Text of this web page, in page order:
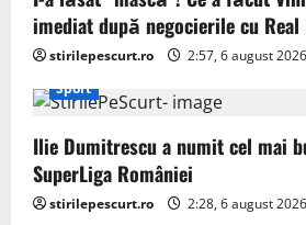
imediat după negocierile cu Real
stirilepescurt.ro
2:57, 6 august 2026
Sport
Ilie Dumitrescu a numit cel mai
SuperLiga României
stirilepescurt.ro 2:28, 6 august 2026